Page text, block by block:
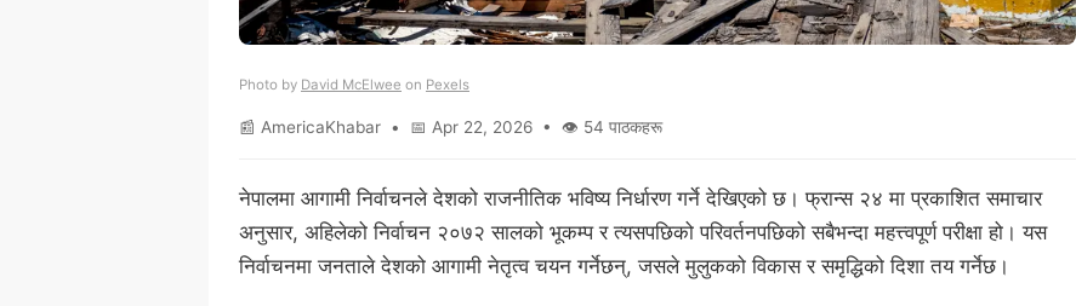
Photo by David McElwee on Pexels
📰 AmericaKhabar • 📅 Apr 22, 2026 • 👁 54 पाठकहरू
नेपालमा आगामी निर्वाचनले देशको राजनीतिक भविष्य निर्धारण गर्ने देखिएको छ। फ्रान्स २४ मा प्रकाशित समाचार
अनुसार, अहिलेको निर्वाचन २०७२ सालको भूकम्प र त्यसपछिको परिवर्तनपछिको सबैभन्दा महत्त्वपूर्ण परीक्षा हो। यस
निर्वाचनमा जनताले देशको आगामी नेतृत्व चयन गर्नेछन्, जसले मुलुकको विकास र समृद्धिको दिशा तय गर्नेछ।